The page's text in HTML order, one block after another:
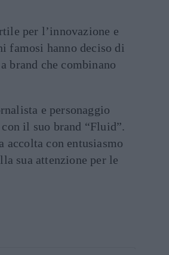
per l’innovazione e
famosi hanno deciso di
brand che combinano
e personaggio
il suo brand “Fluid”.
accolta con entusiasmo
sua attenzione per le